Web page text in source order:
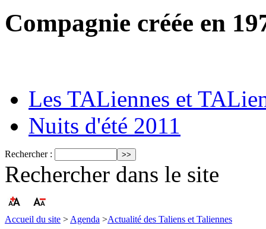
Compagnie créée en
Les TALiennes et
Nuits d'été 2011
Rechercher :
Rechercher dans le site
Accueil du site > Agenda >Actualité des Taliens et Taliennes